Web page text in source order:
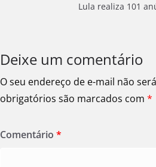
Lula realiza 101
Deixe um comentário
O seu endereço de e-mail não
obrigatórios são marcados com *
Comentário *